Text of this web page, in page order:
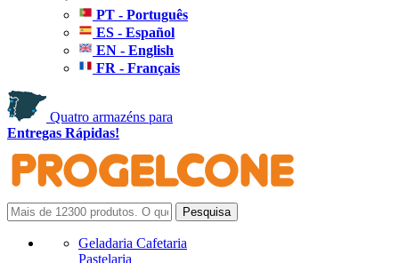
PT - Português
ES - Español
EN - English
FR - Français
Quatro armazéns para
Entregas Rápidas!
Geladaria Cafetaria
Pastelaria